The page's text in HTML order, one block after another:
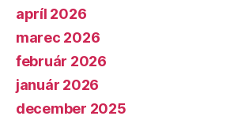
apríl 2026
marec 2026
február 2026
január 2026
december 2025